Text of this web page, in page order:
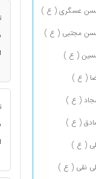
عسگری ( ع )
مجتبی ( ع )
( ع )
( ع )
( ع )
( ع )
( ع )
نقی ( ع )